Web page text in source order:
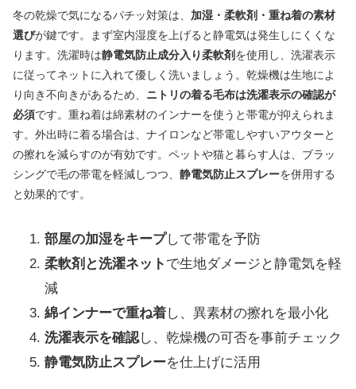
冬の乾燥で気になるパチッ対策は、 加湿・柔軟剤・重ね着の素材
選びが鍵です。まず室内湿度を上げると静電気は発生しにくくな
ります。洗濯時は静電気防止成分入り柔軟剤を使用し、洗濯表示
に従ってネットに入れて優しく洗いましょう。乾燥機は生地によ
り向き不向きがあるため、 ニトリの着る毛布は洗濯表示の確認が
必須です。重ね着は綿素材のインナーを使うと帯電が抑えられま
す。外出時に着る場合は、ナイロンなど帯電しやすいアウターと
の擦れを減らすのが有効です。ペットや猫と暮らす人は、ブラッ
シングで毛の帯電を軽減しつつ、 静電気防止スプレーを併用する
と効果的です。
部屋の加湿をキープして帯電を予防
柔軟剤と洗濯ネット で生地ダメージと静電気を軽
減
綿インナーで重ね着し、異素材の擦れを最小化
洗濯表示を確認し、乾燥機の可否を事前チェック
静電気防止スプレーを仕上げに活用